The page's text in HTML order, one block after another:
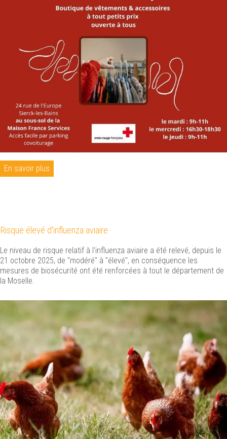
En savoir plus
Risque élevé d'influenza aviaire
Le niveau de risque relatif à l'influenza aviaire a été relevé, depuis le
21 octobre 2025, de "modéré" à "élevé", en conséquence les
mesures de biosécurité ont été renforcées à tout le département de
la Moselle.